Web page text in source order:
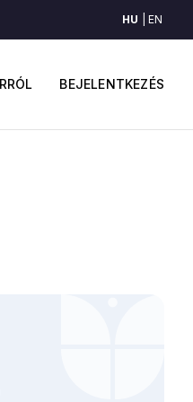
fiók
menüje
BEJELENTKEZÉS
Kalotaszegi pár (Kalotaszeg)
HU EN